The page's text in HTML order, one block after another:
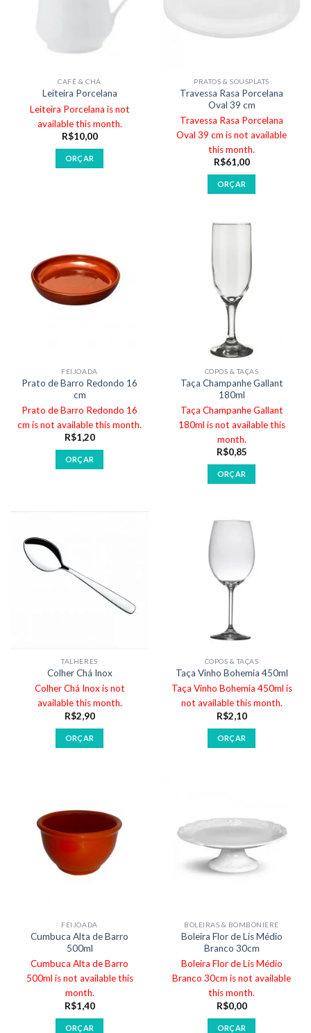
CAFÉ & CHÁ
Leiteira Porcelana
Leiteira Porcelana is not
available this month.
R$10,00
ORÇAR
PRATOS & SOUSPLATS
Travessa Rasa Porcelana
Oval 39 cm
Travessa Rasa Porcelana
Oval 39 cm is not available
this month.
R$61,00
ORÇAR
FEIJOADA
Prato de Barro Redondo 16
cm
Prato de Barro Redondo 16
cm is not available this month.
R$1,20
ORÇAR
COPOS & TAÇAS
Taça Champanhe Gallant
180ml
Taça Champanhe Gallant
180ml is not available this
month.
R$0,85
ORÇAR
TALHERES
Colher Chá Inox
Colher Chá Inox is not
available this month.
R$2,90
ORÇAR
COPOS & TAÇAS
Taça Vinho Bohemia 450ml
Taça Vinho Bohemia 450ml is
not available this month.
R$2,10
ORÇAR
FEIJOADA
Cumbuca Alta de Barro
500ml
Cumbuca Alta de Barro
500ml is not available this
month.
R$1,40
ORÇAR
BOLEIRAS & BOMBONIERE
Boleira Flor de Lis Médio
Branco 30cm
Boleira Flor de Lis Médio
Branco 30cm is not available
this month.
R$0,00
ORÇAR